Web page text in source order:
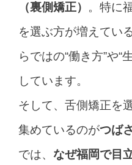
（裏側矯正） 。 特に
を選ぶ方が増えてい
らではの“働き方”や“
しています。
そして、舌側矯正を
集めているのがつば
では、 なぜ福岡で目